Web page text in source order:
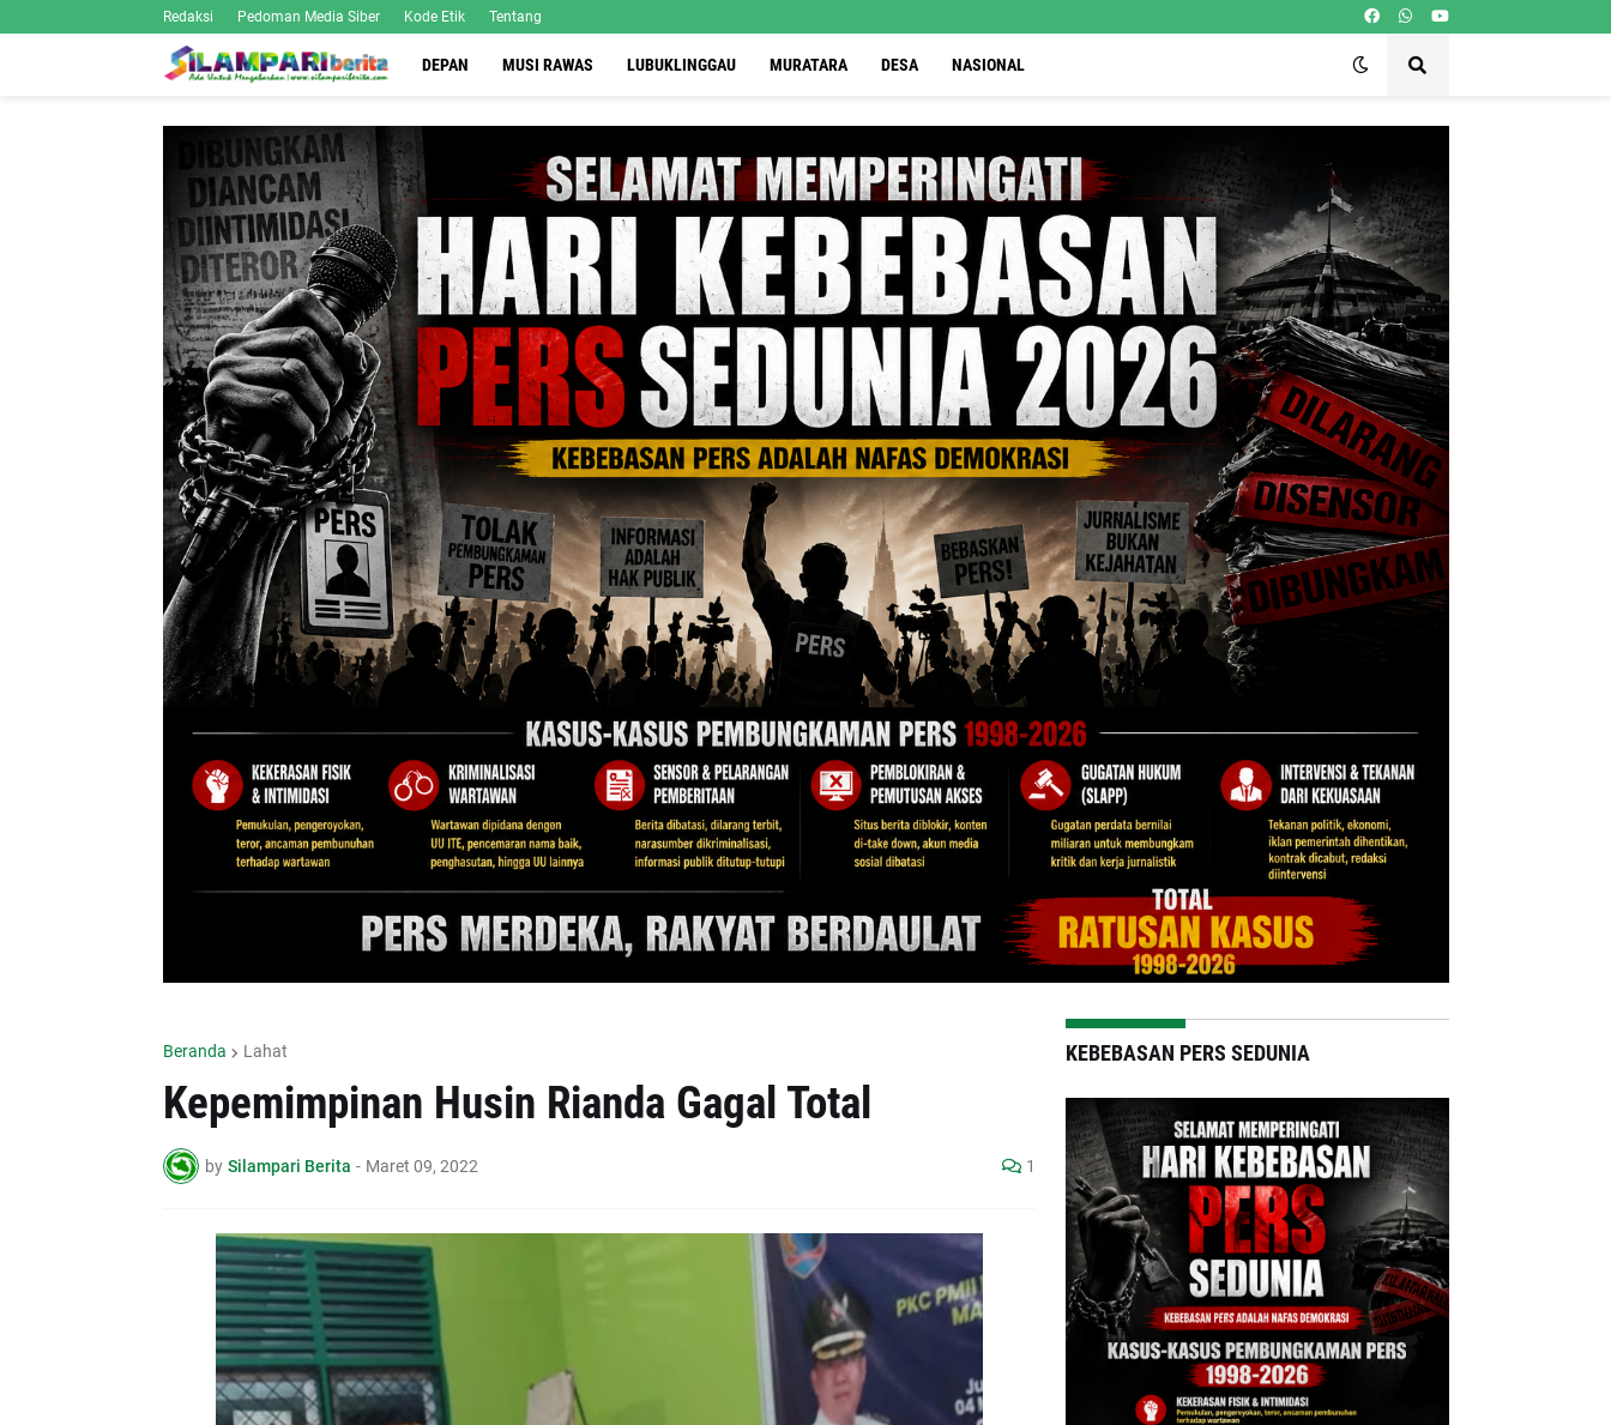
Redaksi Pedoman Media Siber Kode Etik Tentang
DEPAN MUSI RAWAS LUBUKLINGGAU MURATARA DESA NASIONAL
Beranda Lahat
Kepemimpinan Husin Rianda Gagal Total
by Silampari Berita - Maret 09, 2022 1
KEBEBASAN PERS SEDUNIA